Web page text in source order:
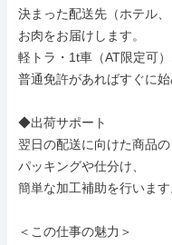
決まった配送先（ホテル
お肉をお届けします。
軽トラ・1t車（AT限定可）
普通免許があればすぐに始
◆出荷サポート
翌日の配送に向けた商品の
パッキングや仕分け、
簡単な加工補助を行います
＜この仕事の魅力＞